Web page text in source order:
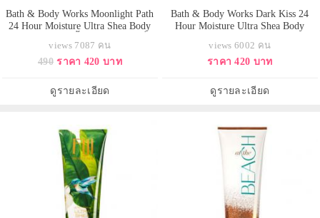
Bath & Body Works Moonlight Path
24 Hour Moisture Ultra Shea Body
หอมติดผิวกายนานตลอดวัน กลิ่นนี้
จะอ่อนๆ ละมุนๆ เบาๆ เหมือนกลิ่น
สำหรับคนที่ไม่ชอบกลิ่นฉุน แต่
ต้องการให้กลิ่นติดทนค่ะ
views 7087 คน
490 ราคา 420 บาท
ดูรายละเอียด
Bath & Body Works Dark Kiss 24
Hour Moisture Ultra Shea Body
มีกลิ่นหอมติดทนนาน กลิ่นนี้จะวนิ
ลาผสมกับกลิ่นผลไม้จำพวกบลูเบอรี่
สึกเท่ๆ แต่น่ารัก กลิ่นค่อนข้าง
ชัดเจนโดดเด่น
views 6002 คน
ราคา 420 บาท
ดูรายละเอียด